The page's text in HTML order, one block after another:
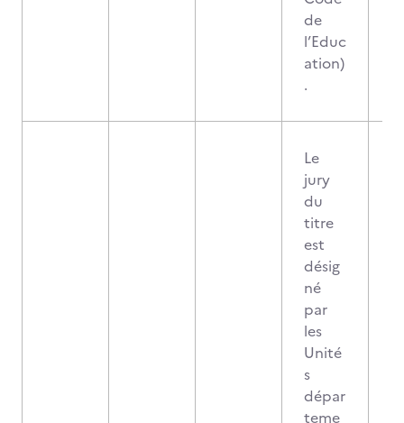
de
l’Educ
ation)
.
Le
jury
du
titre
est
désig
né
par
les
Unité
s
dépar
teme